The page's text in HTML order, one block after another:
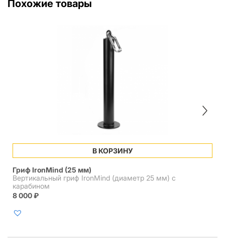
Похожие товары
В КОРЗИНУ
Гриф IronMind (25 мм)
Вертикальный гриф IronMind (диаметр 25 мм) с
карабином
8 000₽